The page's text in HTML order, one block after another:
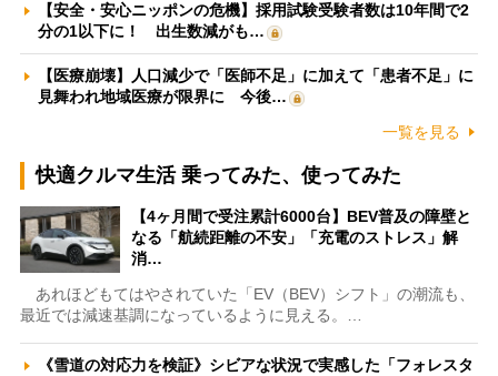
【安全・安心ニッポンの危機】採用試験受験者数は10年間で2
分の1以下に！ 出生数減がも…
【医療崩壊】人口減少で「医師不足」に加えて「患者不足」に
見舞われ地域医療が限界に 今後…
一覧を見る
快適クルマ生活 乗ってみた、使ってみた
【4ヶ月間で受注累計6000台】BEV普及の障壁と
なる「航続距離の不安」「充電のストレス」解
消…
あれほどもてはやされていた「EV（BEV）シフト」の潮流も、
最近では減速基調になっているように見える。…
《雪道の対応力を検証》シビアな状況で実感した「フォレスタ